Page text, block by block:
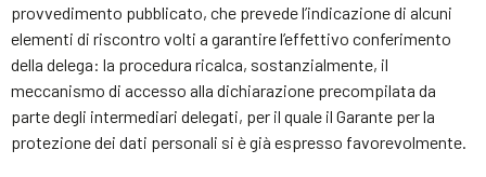
provvedimento pubblicato, che prevede l’indicazione di alcuni
elementi di riscontro volti a garantire l’effettivo conferimento
della delega: la procedura ricalca, sostanzialmente, il
meccanismo di accesso alla dichiarazione precompilata da
parte degli intermediari delegati, per il quale il Garante per la
protezione dei dati personali si è già espresso favorevolmente.